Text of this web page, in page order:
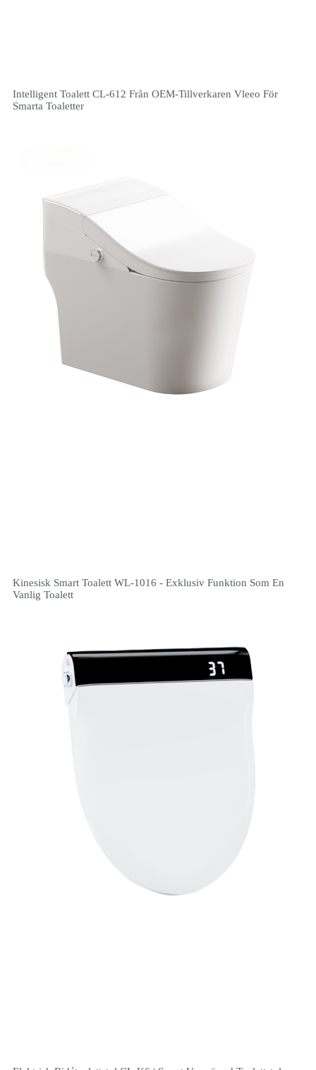
Intelligent Toalett CL-612 Från OEM-Tillverkaren Vleeo För
Smarta Toaletter
Kinesisk Smart Toalett WL-1016 - Exklusiv Funktion Som En
Vanlig Toalett